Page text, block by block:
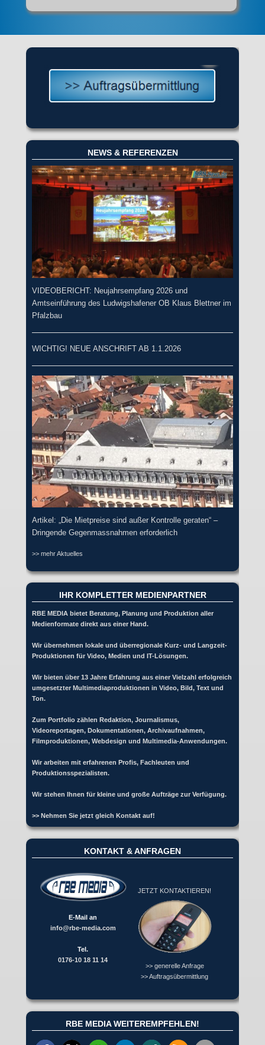
NEWS & REFERENZEN
VIDEOBERICHT: Neujahrsempfang 2026 und
Amtseinführung des Ludwigshafener OB Klaus Blettner im
Pfalzbau
WICHTIG! NEUE ANSCHRIFT AB 1.1.2026
Artikel: „Die Mietpreise sind außer Kontrolle geraten“ –
Dringende Gegenmassnahmen erforderlich
>> mehr Aktuelles
IHR KOMPLETTER MEDIENPARTNER
RBE MEDIA bietet Beratung, Planung und Produktion aller
Medienformate direkt aus einer Hand.
Wir übernehmen lokale und überregionale Kurz- und Langzeit-
Produktionen für Video, Medien und IT-Lösungen.
Wir bieten über 13 Jahre Erfahrung aus einer Vielzahl erfolgreich
umgesetzter Multimediaproduktionen in Video, Bild, Text und
Ton.
Zum Portfolio zählen Redaktion, Journalismus,
Videoreportagen, Dokumentationen, Archivaufnahmen,
Filmproduktionen, Webdesign und Multimedia-Anwendungen.
Wir arbeiten mit erfahrenen Profis, Fachleuten und
Produktionsspezialisten.
Wir stehen Ihnen für kleine und große Aufträge zur Verfügung.
>> Nehmen Sie jetzt gleich Kontakt auf!
KONTAKT & ANFRAGEN
E-Mail an
info@rbe-media.com
Tel.
0176-10 18 11 14
JETZT KONTAKTIEREN!
>> generelle Anfrage
>> Auftragsübermittlung
RBE MEDIA WEITEREMPFEHLEN!